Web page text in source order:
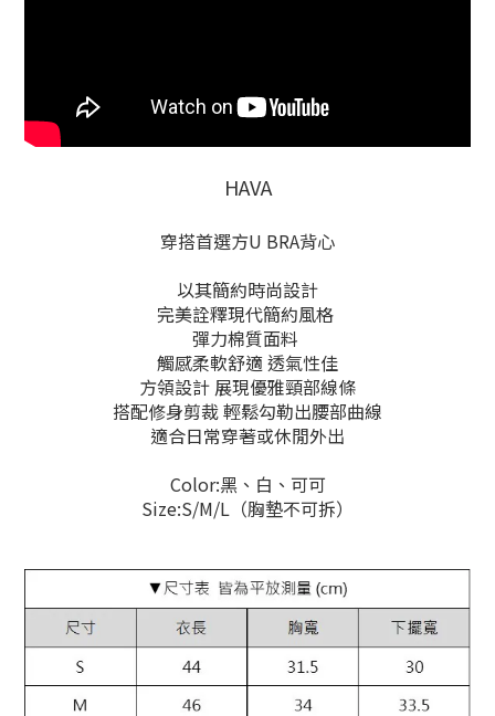
HAVA
穿搭首選方U BRA背心
以其簡約時尚設計
完美詮釋現代簡約風格
彈力棉質面料
觸感柔軟舒適 透氣性佳
方領設計 展現優雅頸部線條
搭配修身剪裁 輕鬆勾勒出腰部曲線
適合日常穿著或休閒外出
Color:黑、白、可可
Size:S/M/L（胸墊不可拆）